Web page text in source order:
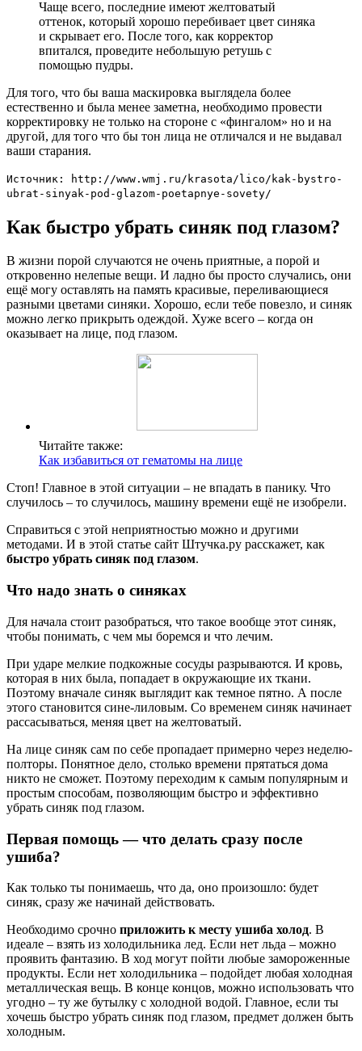
Чаще всего, последние имеют желтоватый
оттенок, который хорошо перебивает цвет синяка
и скрывает его. После того, как корректор
впитался, проведите небольшую ретушь с
помощью пудры.
Для того, что бы ваша маскировка выглядела более
естественно и была менее заметна, необходимо провести
корректировку не только на стороне с «фингалом» но и на
другой, для того что бы тон лица не отличался и не выдавал
ваши старания.
Источник: http://www.wmj.ru/krasota/lico/kak-bystro-
ubrat-sinyak-pod-glazom-poetapnye-sovety/
Как быстро убрать синяк под глазом?
В жизни порой случаются не очень приятные, а порой и
откровенно нелепые вещи. И ладно бы просто случались, они
ещё могу оставлять на память красивые, переливающиеся
разными цветами синяки. Хорошо, если тебе повезло, и синяк
можно легко прикрыть одеждой. Хуже всего – когда он
оказывает на лице, под глазом.
Читайте также:
Как избавиться от гематомы на лице
Стоп! Главное в этой ситуации – не впадать в панику. Что
случилось – то случилось, машину времени ещё не изобрели.
Справиться с этой неприятностью можно и другими
методами. И в этой статье сайт Штучка.ру расскажет, как
быстро убрать синяк под глазом.
Что надо знать о синяках
Для начала стоит разобраться, что такое вообще этот синяк,
чтобы понимать, с чем мы боремся и что лечим.
При ударе мелкие подкожные сосуды разрываются. И кровь,
которая в них была, попадает в окружающие их ткани.
Поэтому вначале синяк выглядит как темное пятно. А после
этого становится сине-лиловым. Со временем синяк начинает
рассасываться, меняя цвет на желтоватый.
На лице синяк сам по себе пропадает примерно через неделю-
полторы. Понятное дело, столько времени прятаться дома
никто не сможет. Поэтому переходим к самым популярным и
простым способам, позволяющим быстро и эффективно
убрать синяк под глазом.
Первая помощь — что делать сразу после
ушиба?
Как только ты понимаешь, что да, оно произошло: будет
синяк, сразу же начинай действовать.
Необходимо срочно приложить к месту ушиба холод. В
идеале – взять из холодильника лед. Если нет льда – можно
проявить фантазию. В ход могут пойти любые замороженные
продукты. Если нет холодильника – подойдет любая холодная
металлическая вещь. В конце концов, можно использовать что
угодно – ту же бутылку с холодной водой. Главное, если ты
хочешь быстро убрать синяк под глазом, предмет должен быть
холодным.